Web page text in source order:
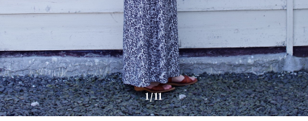
1/11